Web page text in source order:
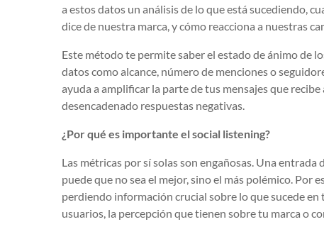
a estos datos un análisis de lo que está sucediendo,
dice de nuestra marca, y cómo reacciona a nuestras
Este método te permite saber el estado de ánimo de
datos como alcance, número de menciones o
ayuda a amplificar la parte de tus mensajes que
desencadenado respuestas negativas.
¿Por qué es importante el social listening?
Las métricas por sí solas son engañosas. Una
puede que no sea el mejor, sino el más polémico. Por
perdiendo información crucial sobre lo que sucede
usuarios, la percepción que tienen sobre tu marca o